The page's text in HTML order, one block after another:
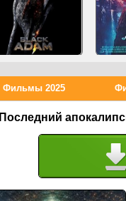
Последний
Фильмы 2025